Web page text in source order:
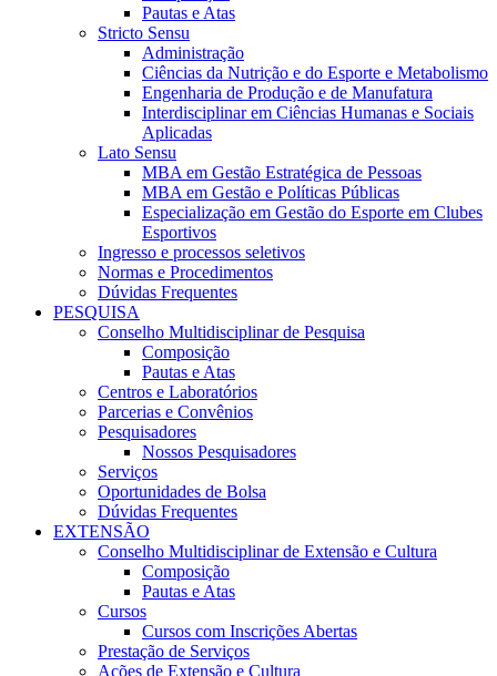
Pautas e Atas
Stricto Sensu
Administração
Ciências da Nutrição e do Esporte e Metabolismo
Engenharia de Produção e de Manufatura
Interdisciplinar em Ciências Humanas e Sociais
Aplicadas
Lato Sensu
MBA em Gestão Estratégica de Pessoas
MBA em Gestão e Políticas Públicas
Especialização em Gestão do Esporte em Clubes
Esportivos
Ingresso e processos seletivos
Normas e Procedimentos
Dúvidas Frequentes
PESQUISA
Conselho Multidisciplinar de Pesquisa
Composição
Pautas e Atas
Centros e Laboratórios
Parcerias e Convênios
Pesquisadores
Nossos Pesquisadores
Serviços
Oportunidades de Bolsa
Dúvidas Frequentes
EXTENSÃO
Conselho Multidisciplinar de Extensão e Cultura
Composição
Pautas e Atas
Cursos
Cursos com Inscrições Abertas
Prestação de Serviços
Ações de Extensão e Cultura